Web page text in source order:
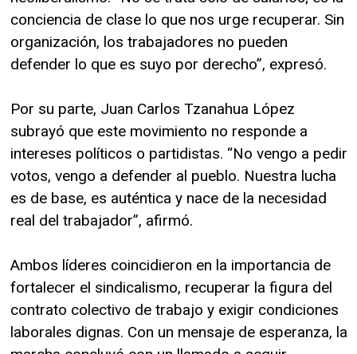
conciencia de clase lo que nos urge recuperar. Sin
organización, los trabajadores no pueden
defender lo que es suyo por derecho”, expresó.
Por su parte, Juan Carlos Tzanahua López
subrayó que este movimiento no responde a
intereses políticos o partidistas. “No vengo a pedir
votos, vengo a defender al pueblo. Nuestra lucha
es de base, es auténtica y nace de la necesidad
real del trabajador”, afirmó.
Ambos líderes coincidieron en la importancia de
fortalecer el sindicalismo, recuperar la figura del
contrato colectivo de trabajo y exigir condiciones
laborales dignas. Con un mensaje de esperanza, la